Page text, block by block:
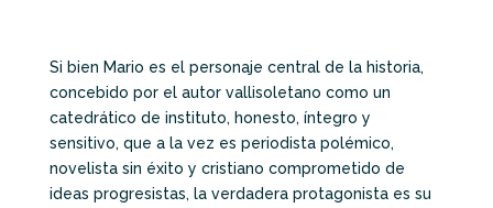
Si bien Mario es el personaje central de la historia,
concebido por el autor vallisoletano como un
catedrático de instituto, honesto, íntegro y
sensitivo, que a la vez es periodista polémico,
novelista sin éxito y cristiano comprometido de
ideas progresistas, la verdadera protagonista es su